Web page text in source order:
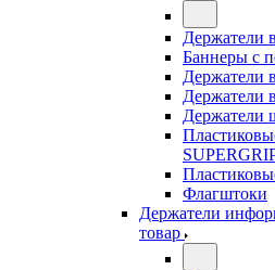
Держатели
Баннеры с
Держатели
Держатели
Держатели
Флагштоки
Держатели
товар